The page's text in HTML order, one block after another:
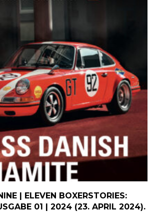
| ELEVEN BOXERSTORIES:
01 | 2024 (23. APRIL 2024).